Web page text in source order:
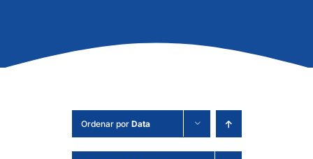
Pedido de Orçamento
Ordenar por Data